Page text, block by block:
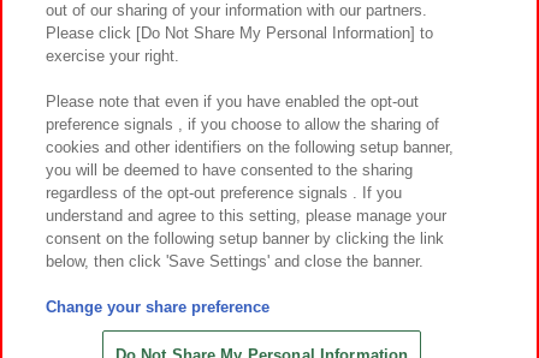
プライバシーポリシー ウェブアクセシビリティ方針と検証結果
お取引先さまとともに
カスタマーハラスメント対応方針 よくあるご質問・お問い合わせ
©Bandai Namco Amusement Inc.
©Bandai Namco Amusement Lab Inc.
©HANAYASHIKI Co., Ltd. All Rights Reserved.
out of our sharing of your information with our partners.
Please click [Do Not Share My Personal Information] to
exercise your right.
Please note that even if you have enabled the opt-out
preference signals , if you choose to allow the sharing of
cookies and other identifiers on the following setup banner,
you will be deemed to have consented to the sharing
regardless of the opt-out preference signals . If you
understand and agree to this setting, please manage your
consent on the following setup banner by clicking the link
below, then click 'Save Settings' and close the banner.
Change your share preference